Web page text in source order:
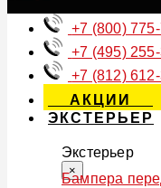
+7 (800)
+7 (495)
+7 (812)
АКЦИИ
ЭКСТЕРЬЕР
Экстерьер
×
Бампера